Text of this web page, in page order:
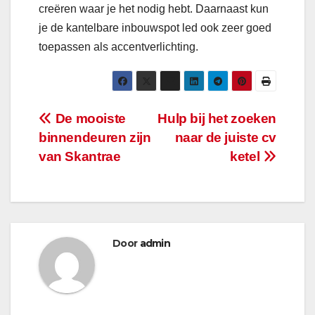
creëren waar je het nodig hebt. Daarnaast kun
je de kantelbare inbouwspot led ook zeer goed
toepassen als accentverlichting.
Bericht
navigatie
Hulp bij het zoeken
naar de juiste cv
ketel
De mooiste
binnendeuren zijn
van Skantrae
Door admin